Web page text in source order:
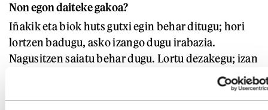
Non egon daiteke gakoa?
Iñakik eta biok huts gutxi egin behar ditugu; hori
lortzen badugu, asko izango dugu irabazia.
Nagusitzen saiatu behar dugu. Lortu dezakegu; izan
ere, Iñakik min handia egin dezake aurrean pilota
atzera joz. Aukera duenean, berriz, bukatu egin